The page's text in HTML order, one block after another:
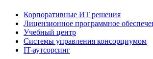
Корпоративные ИТ решения
Лицензионное программное
Учебный центр
Системы управления консорциумом
IT-аутсорсинг